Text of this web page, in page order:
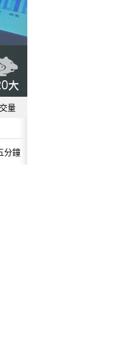
量
分鐘